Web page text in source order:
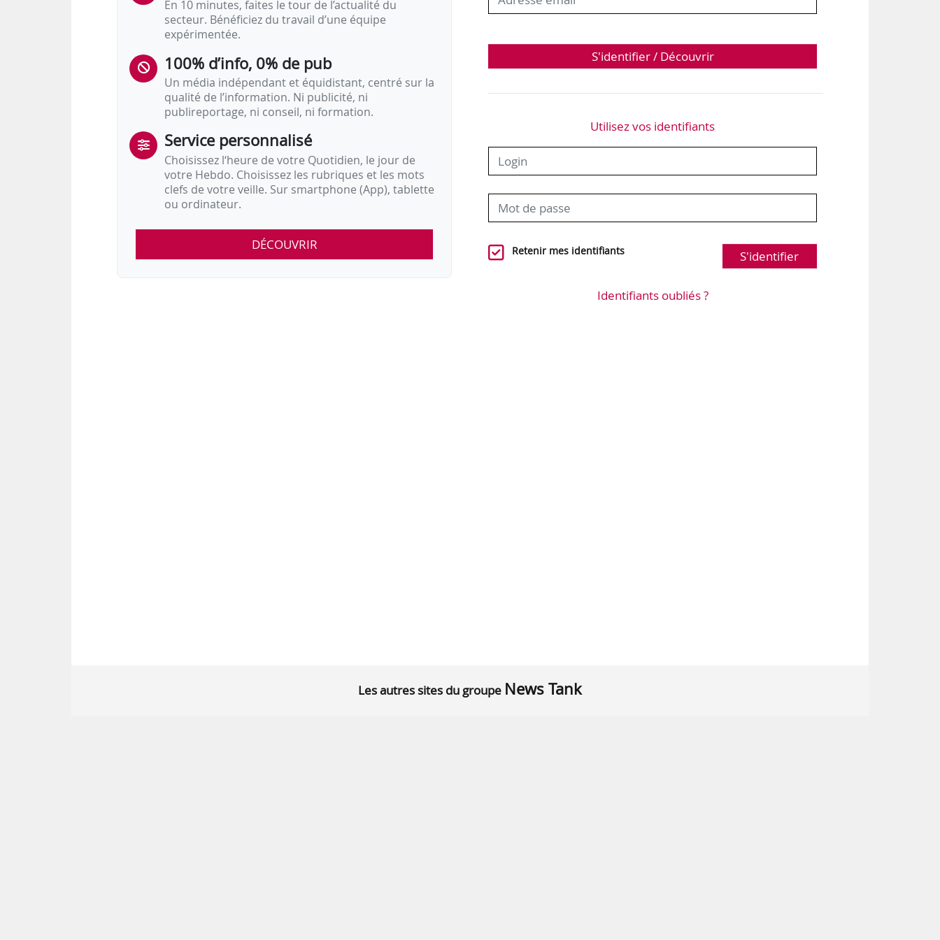
En 10 minutes, faites le tour de l’actualité du
secteur. Bénéficiez du travail d’une équipe
expérimentée.
100% d’info, 0% de pub
Un média indépendant et équidistant, centré sur la
qualité de l’information. Ni publicité, ni
publireportage, ni conseil, ni formation.
Service personnalisé
Choisissez l‘heure de votre Quotidien, le jour de
votre Hebdo. Choisissez les rubriques et les mots
clefs de votre veille. Sur smartphone (App), tablette
ou ordinateur.
DÉCOUVRIR
S'identifier / Découvrir
Utilisez vos identifiants
Retenir mes identifiants S'identifier
Identifiants oubliés ?
Les autres sites du groupe News Tank